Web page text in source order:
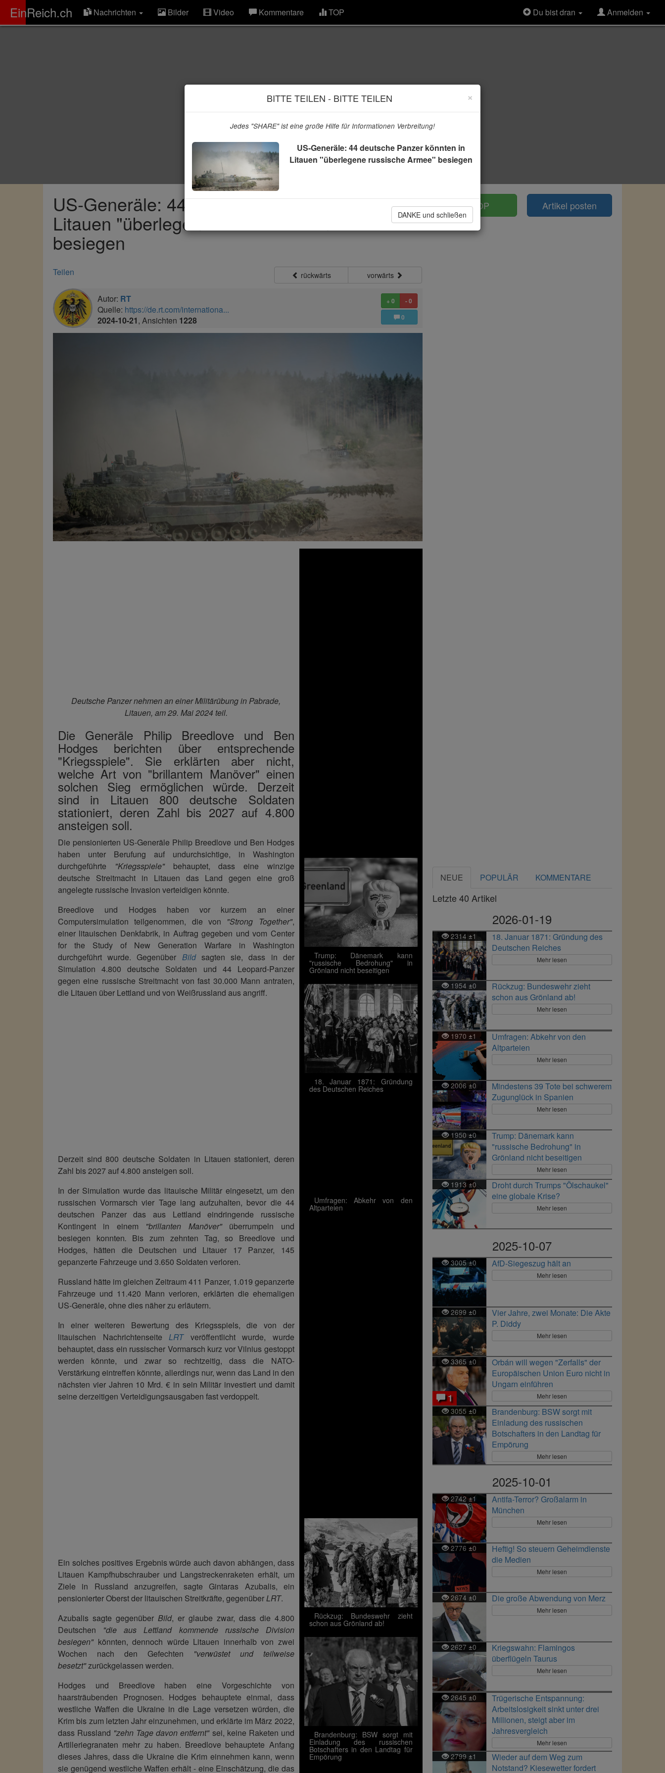
EinReich.ch Nachrichten Bilder Video Kommentare TOP Du bist dran Anmelden
ER
US-Generäle: 44 deutsche Panzer könnten in
Litauen "überlegene russische Armee"
besiegen
Teilen rückwärts vorwärts
+ 0
- 0
0
Autor: RT
Quelle: https://de.rt.com/internationa...
2024-10-21, Ansichten 1228
Deutsche Panzer nehmen an einer Militärübung in Pabrade,
Litauen, am 29. Mai 2024 teil.
Die Generäle Philip Breedlove und Ben
Hodges berichten über entsprechende
"Kriegsspiele". Sie erklärten aber nicht,
welche Art von "brillantem Manöver" einen
solchen Sieg ermöglichen würde. Derzeit
sind in Litauen 800 deutsche Soldaten
stationiert, deren Zahl bis 2027 auf 4.800
ansteigen soll.
Die pensionierten US-Generäle Philip Breedlove und Ben Hodges
haben unter Berufung auf undurchsichtige, in Washington
durchgeführte "Kriegsspiele"behauptet, dass eine winzige
deutsche Streitmacht in Litauen das Land gegen eine groß
angelegte russische Invasion verteidigen könnte.
Breedlove und Hodges haben vor kurzem an einer
Computersimulation teilgenommen, die von "Strong Together",
einer litauischen Denkfabrik, in Auftrag gegeben und vom Center
for the Study of New Generation Warfare in Washington
durchgeführt wurde. Gegenüber Bildsagten sie, dass in der
Simulation 4.800 deutsche Soldaten und 44 Leopard-Panzer
gegen eine russische Streitmacht von fast 30.000 Mann antraten,
die Litauen über Lettland und von Weißrussland aus angriff.
Derzeit sind 800 deutsche Soldaten in Litauen stationiert, deren
Zahl bis 2027 auf 4.800 ansteigen soll.
In der Simulation wurde das litauische Militär eingesetzt, um den
russischen Vormarsch vier Tage lang aufzuhalten, bevor die 44
deutschen Panzer das aus Lettland eindringende russische
Kontingent in einem "brillanten Manöver"überrumpeln und
besiegen konnten. Bis zum zehnten Tag, so Breedlove und
Hodges, hätten die Deutschen und Litauer 17 Panzer, 145
gepanzerte Fahrzeuge und 3.650 Soldaten verloren.
Russland hätte im gleichen Zeitraum 411 Panzer, 1.019 gepanzerte
Fahrzeuge und 11.420 Mann verloren, erklärten die ehemaligen
US-Generäle, ohne dies näher zu erläutern.
In einer weiteren Bewertung des Kriegsspiels, die von der
litauischen NachrichtenseiteLRTveröffentlicht wurde, wurde
behauptet, dass ein russischer Vormarsch kurz vor Vilnius gestoppt
werden könnte, und zwar so rechtzeitig, dass die NATO-
Verstärkung eintreffen könnte, allerdings nur, wenn das Land in den
nächsten vier Jahren 10 Mrd. € in sein Militär investiert und damit
seine derzeitigen Verteidigungsausgaben fast verdoppelt.
Ein solches positives Ergebnis würde auch davon abhängen, dass
Litauen Kampfhubschrauber und Langstreckenraketen erhält, um
Ziele in Russland anzugreifen, sagte Gintaras Azubalis, ein
pensionierter Oberst der litauischen Streitkräfte, gegenüberLRT.
Azubalis sagte gegenüber Bild, er glaube zwar, dass die 4.800
Deutschen "die aus Lettland kommende russische Division
besiegen"könnten, dennoch würde Litauen innerhalb von zwei
Wochen nach den Gefechten "verwüstet und teilweise
besetzt"zurückgelassen werden.
Hodges und Breedlove haben eine Vorgeschichte von
haarsträubenden Prognosen. Hodges behauptete einmal, dass
westliche Waffen die Ukraine in die Lage versetzen würden, die
Krim bis zum letzten Jahr einzunehmen, und erklärte im März 2022,
dass Russland "zehn Tage davon entfernt"sei, keine Raketen und
Artilleriegranaten mehr zu haben. Breedlove behauptete Anfang
dieses Jahres, dass die Ukraine die Krim einnehmen kann, wenn
sie genügend westliche Waffen erhält - eine Einschätzung, die das
×
BITTE TEILEN - BITTE TEILEN
Jedes "SHARE" ist eine große Hilfe für Informationen Verbreitung!
US-Generäle: 44 deutsche Panzer könnten in
Litauen "überlegene russische Armee" besiegen
DANKE und schließen
Trump: Dänemark kann
"russische Bedrohung" in
Grönland nicht beseitigen
18. Januar 1871: Gründung
des Deutschen Reiches
Umfragen: Abkehr von den
Altparteien
Rückzug: Bundeswehr zieht
schon aus Grönland ab!
Brandenburg: BSW sorgt mit
Einladung des russischen
Botschafters in den Landtag für
Empörung
TOP Artikel posten
NEUE POPULÄR KOMMENTARE
Letzte 40 Artikel
2026-01-19
2314±1
18. Januar 1871: Gründung des
Deutschen Reiches
Mehr lesen
1954 ±0
Rückzug: Bundeswehr zieht
schon aus Grönland ab!
Mehr lesen
1970 ±1
Umfragen: Abkehr von den
Altparteien
Mehr lesen
2006 ±0
Mindestens 39 Tote bei schwerem
Zugunglück in Spanien
Mehr lesen
1950±0
Trump: Dänemark kann
"russische Bedrohung" in
Grönland nicht beseitigen
Mehr lesen
1913 ±0
Droht durch Trumps "Ölschaukel"
eine globale Krise?
Mehr lesen
2025-10-07
3005±0 AfD-Siegeszug hält an
Mehr lesen
2699 ±0
Vier Jahre, zwei Monate: Die Akte
P. Diddy
Mehr lesen
3365 ±0
1
Orbán will wegen "Zerfalls" der
Europäischen Union Euro nicht in
Ungarn einführen
Mehr lesen
3055 ±0
Brandenburg: BSW sorgt mit
Einladung des russischen
Botschafters in den Landtag für
Empörung
Mehr lesen
2025-10-01
2742±1
Antifa-Terror? Großalarm in
München
Mehr lesen
2776±0
Heftig! So steuern Geheimdienste
die Medien
Mehr lesen
2674 ±0 Die große Abwendung von Merz
Mehr lesen
2627 ±0
Kriegswahn: Flamingos
überflügeln Taurus
Mehr lesen
2645 ±0
Trügerische Entspannung:
Arbeitslosigkeit sinkt unter drei
Millionen, steigt aber im
Jahresvergleich
Mehr lesen
2799 ±1
Wieder auf dem Weg zum
Notstand? Kiesewetter fordert